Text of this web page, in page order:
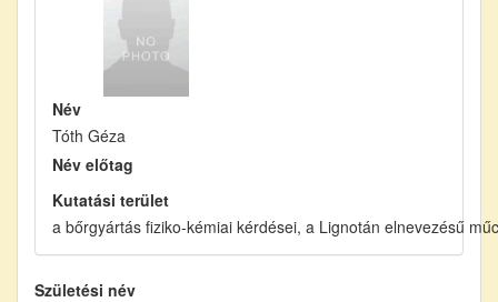
Név
Tóth Géza
Név előtag
Kutatási terület
a bőrgyártás fiziko-kémiai kérdései, a Lignotán elnevezésű
Születési név